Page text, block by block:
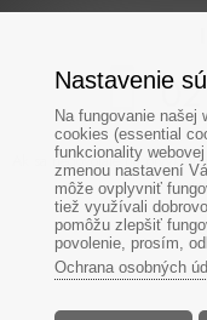
Ak sa nedovoláte na prvýkrát
veľmi
Nastavenie
Na fungovanie našej
cookies (essential
funkcionality
zmenou nastavení
môže ovplyvniť
tiež využívali
pomôžu zlepšiť
povolenie, prosím,
Ochrana osobných